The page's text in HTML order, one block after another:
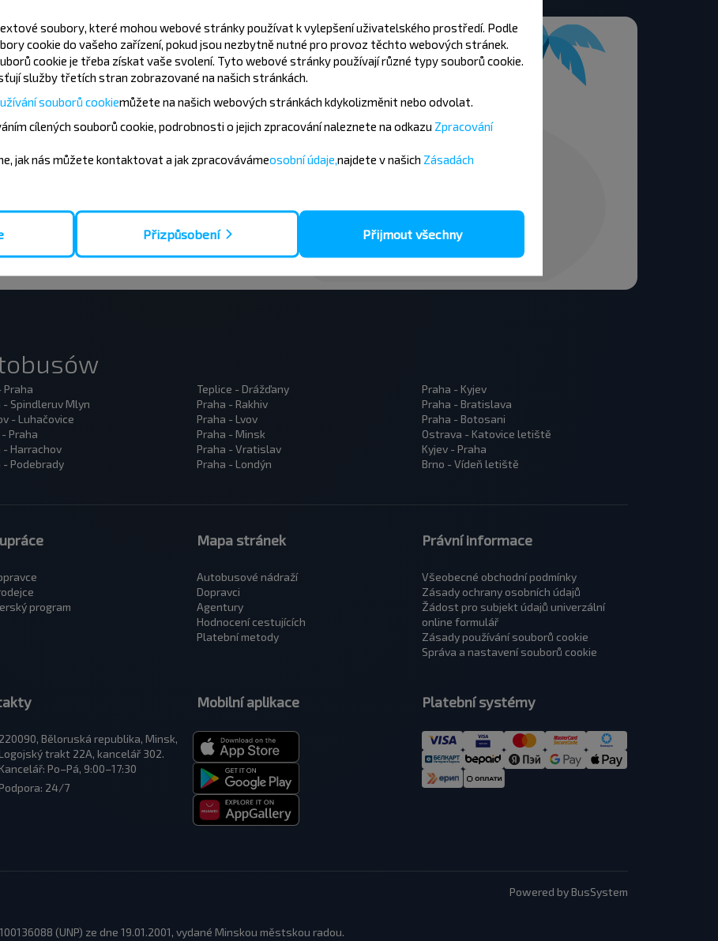
nabídky od společnosti
a cestujte s námi levněji!
Praha
- Spindleruv Mlyn
- Luhačovice
Praha
- Harrachov
- Podebrady
Teplice - Drážďany
Praha - Rakhiv
Praha - Lvov
Praha - Minsk
Praha - Vratislav
Praha - Londýn
Praha - Kyjev
Praha - Bratislava
Praha - Botosani
Ostrava - Katovice letiště
Kyjev - Praha
Brno - Vídeň letiště
program
Mapa stránek
Autobusové nádraží
Dopravci
Agentury
Hodnocení cestujících
Platební metody
Právní informace
Všeobecné obchodní podmínky
Zásady ochrany osobních údajů
Žádost pro subjekt údajů univerzální
оnline formulář
Zásady používání souborů cookie
Správa a nastavení souborů cookie
220090, Běloruská republika, Minsk,
trakt 22A, kancelář 302.
Po–Pá, 9:00–17:30
24/7
Mobilní aplikace Platební systémy
Powered by BusSystem
(UNP) ze dne 19.01.2001, vydané Minskou městskou radou.
soubory, které mohou webové stránky používat k vylepšení uživatelského prostředí. Podle
cookie do vašeho zařízení, pokud jsou nezbytně nutné pro provoz těchto webových stránek.
cookie je třeba získat vaše svolení. Tyto webové stránky používají různé typy souborů cookie.
služby třetích stran zobrazované na našich stránkách.
souborů cookiemůžete na našich webových stránkách kdykolizměnit nebo odvolat.
cílených souborů cookie, podrobnosti o jejich zpracování naleznete na odkazu Zpracování
jak nás můžete kontaktovat a jak zpracovávámeosobní údaje, najdete v našich Zásadách
Přizpůsobení Přijmout všechny